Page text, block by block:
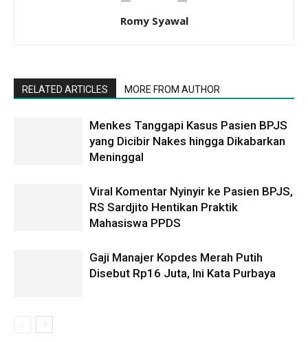
Romy Syawal
RELATED ARTICLES MORE FROM AUTHOR
Menkes Tanggapi Kasus Pasien BPJS
yang Dicibir Nakes hingga Dikabarkan
Meninggal
Viral Komentar Nyinyir ke Pasien BPJS,
RS Sardjito Hentikan Praktik
Mahasiswa PPDS
Gaji Manajer Kopdes Merah Putih
Disebut Rp16 Juta, Ini Kata Purbaya